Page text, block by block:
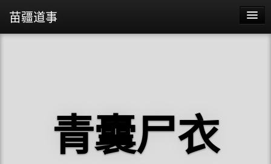
苗疆道事
青囊尸衣